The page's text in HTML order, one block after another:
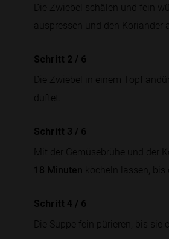
Die Zwiebel schälen und fein
auspressen und den Koriander
Schritt 2 / 6
Die Zwiebel in einem Topf
duftet.
Schritt 3 / 6
Mit der Gemüsebrühe und der
18 Minuten köcheln lassen,
Schritt 4 / 6
Die Suppe fein pürieren, bis